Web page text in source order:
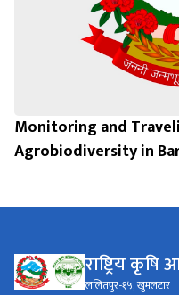
Monitoring and
Agrobiodiversity in
राष्ट्रिय
ललितपुर-१५, खुमलटार